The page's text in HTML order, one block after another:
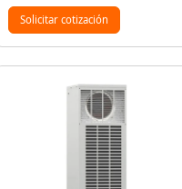
Solicitar cotización